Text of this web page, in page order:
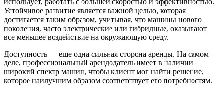
Устойчивое развитие является важной целью, которая
достигается таким образом, учитывая, что машины нового
поколения, часто электрические или гибридные, оказывают
все меньшее воздействие на окружающую среду.
Доступность — еще одна сильная сторона аренды. На самом
деле, профессиональный арендодатель имеет в наличии
широкий спектр машин, чтобы клиент мог найти решение,
которое наилучшим образом соответствует его потребностям.